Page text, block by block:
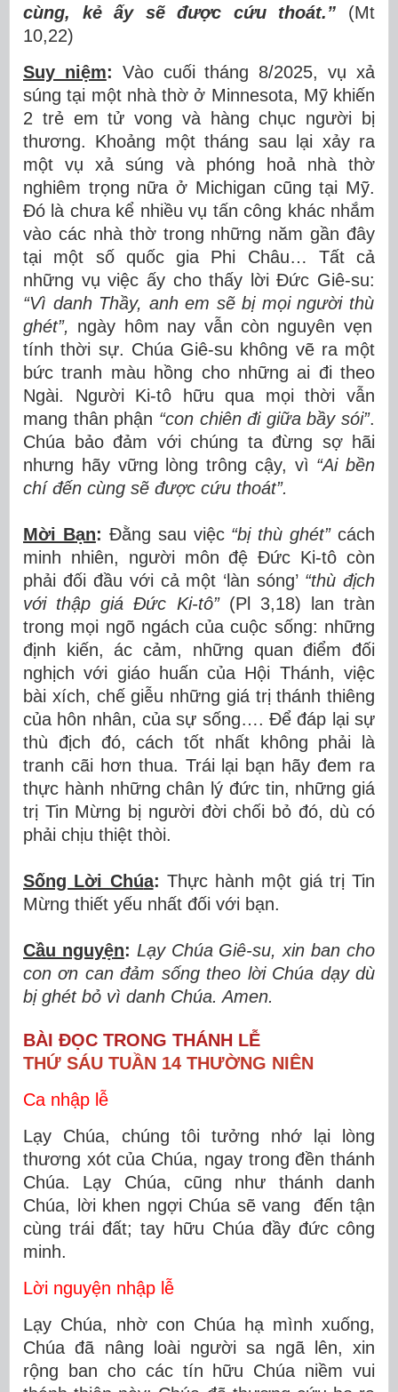
cùng, kẻ ấy sẽ được cứu thoát.”
(Mt
10,22)
Suy niệm: Vào cuối tháng 8/2025, vụ xả
súng tại một nhà thờ ở Minnesota, Mỹ khiến
2 trẻ em tử vong và hàng chục người bị
thương. Khoảng một tháng sau lại xảy ra
một vụ xả súng và phóng hoả nhà thờ
nghiêm trọng nữa ở Michigan cũng tại Mỹ.
Đó là chưa kể nhiều vụ tấn công khác nhắm
vào các nhà thờ trong những năm gần đây
tại một số quốc gia Phi Châu… Tất cả
những vụ việc ấy cho thấy lời Đức Giê-su:
“Vì danh Thầy, anh em sẽbịmọi người thù
ghét”, ngày hôm nay vẫn còn nguyên vẹn
tính thời sự. Chúa Giê-su không vẽ ra một
bức tranh màu hồng cho những ai đi theo
Ngài. Người Ki-tô hữu qua mọi thời vẫn
mang thân phận “con chiên đi giữa bầy sói”.
Chúa bảo đảm với chúng ta đừng sợ hãi
nhưng hãy vững lòng trông cậy, vì “Ai bền
chí đến cùng sẽ được cứu thoát”.
Mời Bạn: Đằng sau việc “bịthù ghét”cách
minh nhiên, người môn đệ Đức Ki-tô còn
phải đối đầu với cả một ‘làn sóng’ “thù địch
với thập giá Đức Ki-tô”(Pl 3,18) lan tràn
trong mọi ngõ ngách của cuộc sống: những
định kiến, ác cảm, những quan điểm đối
nghịch với giáo huấn của Hội Thánh, việc
bài xích, chế giễu những giá trị thánh thiêng
của hôn nhân, của sự sống…. Để đáp lại sự
thù địch đó, cách tốt nhất không phải là
tranh cãi hơn thua. Trái lại bạn hãy đem ra
thực hành những chân lý đức tin, những giá
trị Tin Mừng bị người đời chối bỏ đó, dù có
phải chịu thiệt thòi.
Sống Lời Chúa: Thực hành một giá trị Tin
Mừng thiết yếu nhất đối với bạn.
Cầu nguyện: Lạy Chúa Giê-su, xin ban cho
conơn canđảm sống theo lời Chúa dạy dù
bịghét bỏ vì danh Chúa. Amen.
BÀI ĐỌC TRONG THÁNH LỄ
THỨ SÁU TUẦN 14 THƯỜNG NIÊN
Ca nhập lễ
Lạy Chúa, chúng tôi tưởng nhớ lại lòng
thương xót của Chúa, ngay trong đền thánh
Chúa. Lạy Chúa, cũng như thánh danh
Chúa, lời khen ngợi Chúa sẽ vang đến tận
cùng trái đất; tay hữu Chúa đầy đức công
minh.
Lời nguyện nhập lễ
Lạy Chúa, nhờ con Chúa hạ mình xuống,
Chúa đã nâng loài người sa ngã lên, xin
rộng ban cho các tín hữu Chúa niềm vui